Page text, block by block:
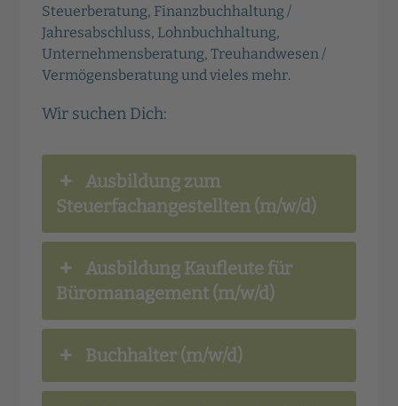
Steuerberatung, Finanzbuchhaltung /
Jahresabschluss, Lohnbuchhaltung,
Unternehmensberatung, Treuhandwesen /
Vermögensberatung und vieles mehr.
Wir suchen Dich:
Ausbildung zum
Steuerfachangestellten (m/w/d)
Ausbildung Kaufleute für
Büromanagement (m/w/d)
Buchhalter (m/w/d)